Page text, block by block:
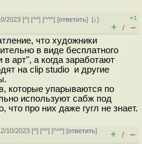
2023 [^] [^^] [^^^] [ответить][↓]
+1
+ / –
что художники
в виде бесплатного
арт", а когда заработают
на clip studio и другие
которые упарываются по
используют сабж под
что про них даже гугл не знает.
10/2023 [^] [^^] [^^^] [ответить]
+ / –